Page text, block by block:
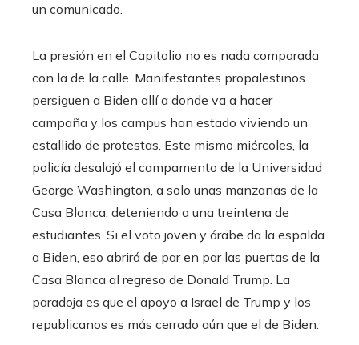
un comunicado.
La presión en el Capitolio no es nada comparada
con la de la calle. Manifestantes propalestinos
persiguen a Biden allí a donde va a hacer
campaña y los campus han estado viviendo un
estallido de protestas. Este mismo miércoles, la
policía desalojó el campamento de la Universidad
George Washington, a solo unas manzanas de la
Casa Blanca, deteniendo a una treintena de
estudiantes. Si el voto joven y árabe da la espalda
a Biden, eso abrirá de par en par las puertas de la
Casa Blanca al regreso de Donald Trump. La
paradoja es que el apoyo a Israel de Trump y los
republicanos es más cerrado aún que el de Biden.